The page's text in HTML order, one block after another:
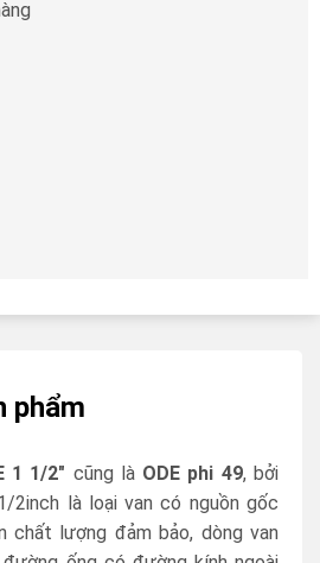
phẩm
1 1/2″ cũng là ODE phi 49, bởi
2inch là loại van có nguồn gốc
chất lượng đảm bảo, dòng van